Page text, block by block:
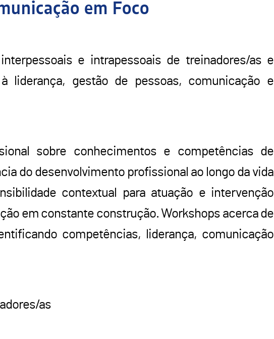
em Foco
e intrapessoais de treinadores/as e
liderança, gestão de pessoas, comunicação e
sobre conhecimentos e competências de
do desenvolvimento profissional ao longo da vida
contextual para atuação e intervenção
em constante construção. Workshops acerca de
competências, liderança, comunicação
as